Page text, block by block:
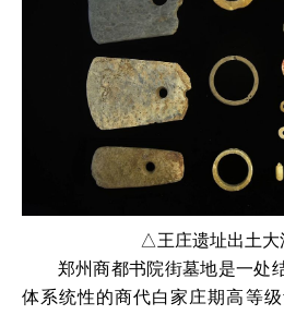
△王庄遗址出土大
郑州商都书院街墓地是一处
体系统性的商代白家庄期高等